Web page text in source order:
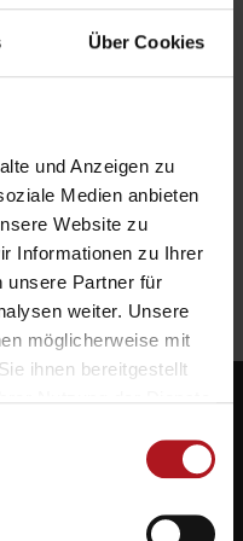
Über Cookies
und Anzeigen zu
Medien anbieten
Website zu
Informationen zu Ihrer
unsere Partner für
weiter. Unsere
möglicherweise mit
ihnen bereitgestellt